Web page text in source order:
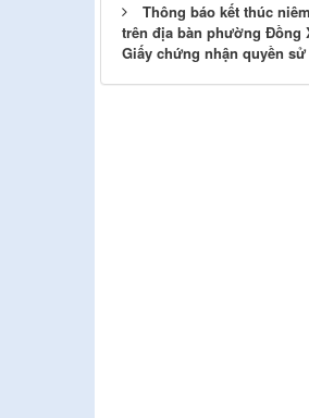
Thông báo kết thúc
trên địa bàn phường Đồng
Giấy chứng nhận quyền